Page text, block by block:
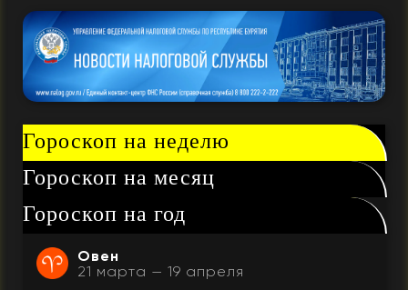
Гороскоп на неделю
Гороскоп на месяц
Гороскоп на год
Овен
21 марта — 19 апреля